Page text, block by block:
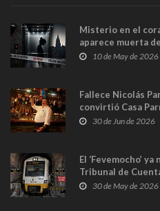
Misterio en el
aparece muerta
y las cámaras
10 de May de 2026
Fallece Nicolás
convirtió Casa
en Madrid
30 de Jun de 2026
El ‘Fevemocho’
Tribunal de
sobrecoste de los
30 de May de 2026